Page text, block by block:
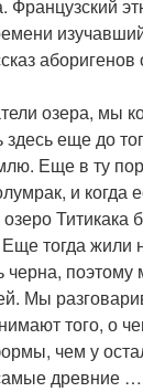
Французский
аборигенов
озера, мы
еще до
Еще в ту
и когда
Титикака
тогда
черна,
Мы
того, о
чем у
древние